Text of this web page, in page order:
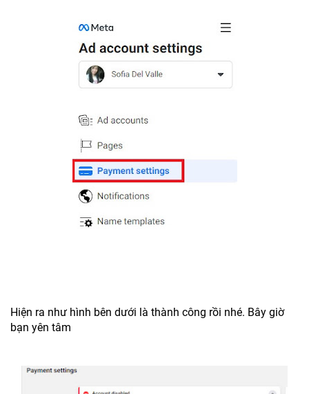
Hiện ra như hình bên dưới là thành công rồi nhé. Bây giờ
bạn yên tâm